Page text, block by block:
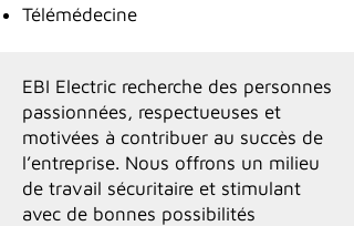
Télémédecine
EBI Electric recherche des personnes
passionnées, respectueuses et
motivées à contribuer au succès de
l’entreprise. Nous offrons un milieu
de travail sécuritaire et stimulant
avec de bonnes possibilités